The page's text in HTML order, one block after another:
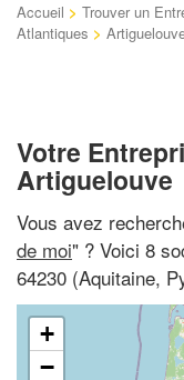
Accueil > Trouver un
Atlantiques >
Votre
Artiguelouve
Vous avez
de moi" ? Voici 8
64230 (Aquitaine,
+
−